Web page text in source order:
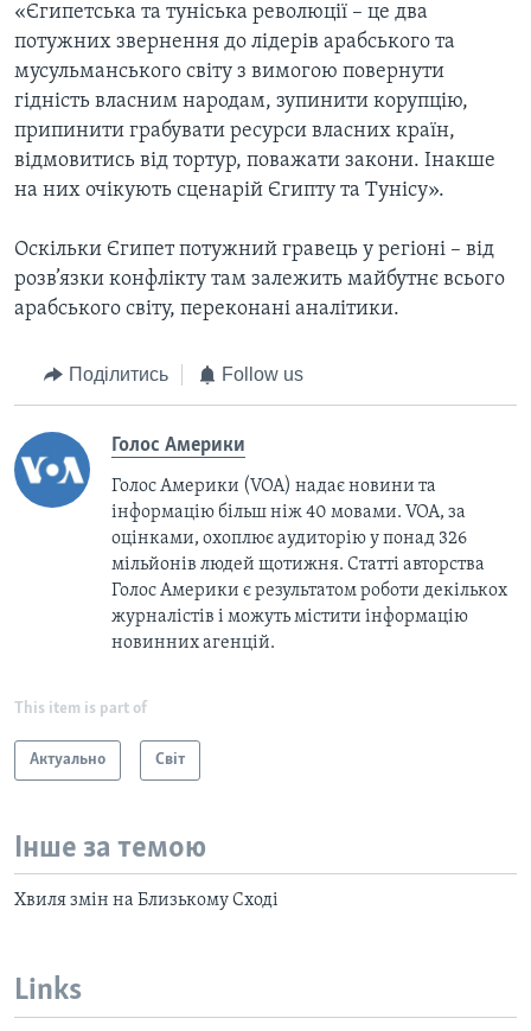
«Єгипетська та туніська революції – це два
потужних звернення до лідерів арабського та
мусульманського світу з вимогою повернути
гідність власним народам, зупинити корупцію,
припинити грабувати ресурси власних країн,
відмовитись від тортур, поважати закони. Інакше
на них очікують сценарій Єгипту та Тунісу».
Оскільки Єгипет потужний гравець у регіоні – від
розв’язки конфлікту там залежить майбутнє всього
арабського світу, переконані аналітики.
Поділитись Follow us
Голос Америки
Голос Америки (VOA) надає новини та
інформацію більш ніж 40 мовами. VOA, за
оцінками, охоплює аудиторію у понад 326
мільйонів людей щотижня. Статті авторства
Голос Америки є результатом роботи декількох
журналістів і можуть містити інформацію
новинних агенцій.
This item is part of
Актуально Світ
Інше за темою
Хвиля змін на Близькому Сході
Links